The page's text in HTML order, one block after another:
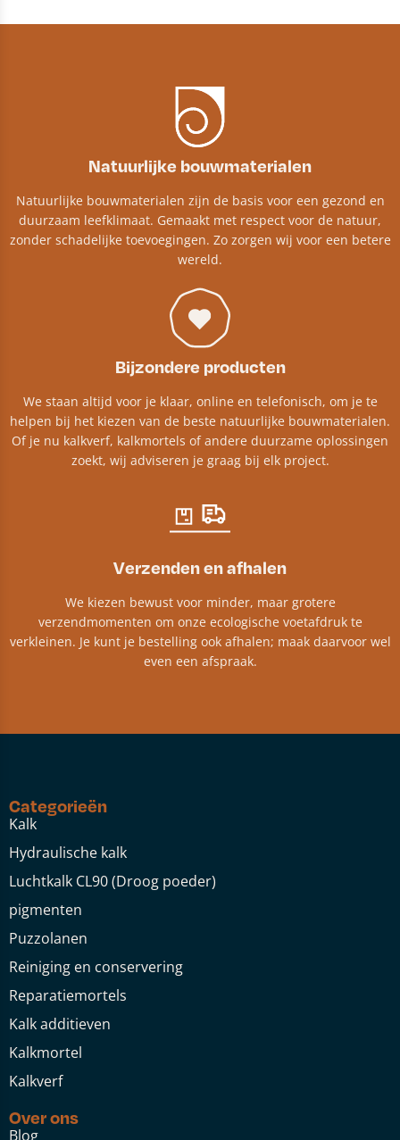
Natuurlijke bouwmaterialen
Natuurlijke bouwmaterialen zijn de basis voor een gezond en
duurzaam leefklimaat. Gemaakt met respect voor de natuur,
zonder schadelijke toevoegingen. Zo zorgen wij voor een betere
wereld.
Bijzondere producten
We staan altijd voor je klaar, online en telefonisch, om je te
helpen bij het kiezen van de beste natuurlijke bouwmaterialen.
Of je nu kalkverf, kalkmortels of andere duurzame oplossingen
zoekt, wij adviseren je graag bij elk project.​
Verzenden en afhalen
We kiezen bewust voor minder, maar grotere
verzendmomenten om onze ecologische voetafdruk te
verkleinen. Je kunt je bestelling ook afhalen; maak daarvoor wel
even een afspraak.
Categorieën
Kalk
Hydraulische kalk
Luchtkalk CL90 (Droog poeder)
pigmenten
Puzzolanen
Reiniging en conservering
Reparatiemortels
Kalk additieven
Kalkmortel
Kalkverf
Over ons
Blog